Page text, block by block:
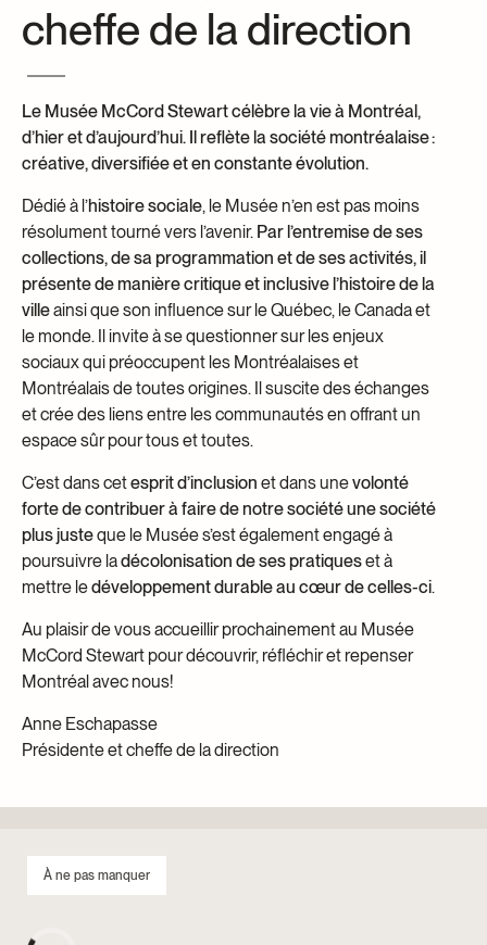
Centre d’archives et de documentation
Façons de donner
Devenir Membre
Devenir bénévole
Jeune McCord philanthrope
cheffe de la direction
Le Musée McCord Stewart célèbre la vie à Montréal,
d’hier et d’aujourd’hui. Il reflète la société montréalaise :
créative, diversifiée et en constante évolution.
Dédié à l’histoire sociale, le Musée n’en est pas moins
résolumenttourné vers l’avenir. Par l’entremise de ses
collections, de sa programmation et de ses activités, il
présente de manière critique et inclusive l’histoire de la
villeainsi que son influence sur le Québec, le Canada et
le monde. Il invite àse questionner sur les enjeux
sociaux qui préoccupent les Montréalaises et
Montréalais de toutes origines. Il suscite des échanges
et crée des liens entre les communautés en offrant un
espace sûr pour tous et toutes.
C’est dans cetesprit d’inclusion et dans unevolonté
forte de contribuer à faire de notre société une société
plus justeque le Musées’estégalementengagéà
poursuivre ladécolonisation de ses pratiquesetà
mettre ledéveloppement durable au cœur de celles-ci.
Au plaisir de vous accueillir prochainement au Musée
McCord Stewart pour découvrir, réfléchir et repenser
Montréal avec nous!
Anne Eschapasse
Présidente et cheffe de la direction
À ne pas manquer